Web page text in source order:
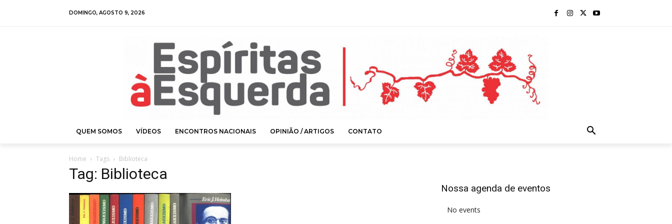
DOMINGO, AGOSTO 9, 2026
QUEM SOMOS VÍDEOS ENCONTROS NACIONAIS OPINIÃO / ARTIGOS CONTATO
Home Tags Biblioteca
Tag: Biblioteca
Nossa agenda de eventos
No events